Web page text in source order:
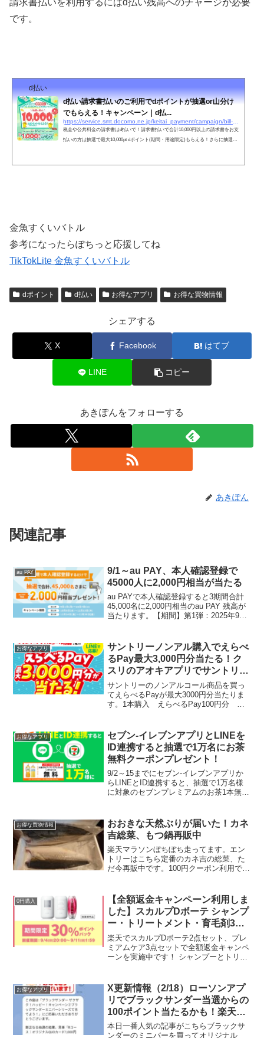
請求書払いを利用するにはd払い残高へのチャージが必要
です。
d払い
d払い請求書払いのご利用でdポイントが抽選or山分け
でもらえる！キャンペーン｜d払...
税金や公共料金の請求書はd払いで！請求書払いで合計10,000円以上の請求書をお支
払いの方は抽選で最大10,000pt dポイント(期間・用途限定)もらえる！さらに抽選で
金魚すくいバトル
参考になったらぽちっと応援してね
TikTokLite 金魚すくいバトル
dポイント d払い お得なアプリ お得な買物情報
シェアする
X Facebook はてブ
LINE コピー
あきぽんをフォローする
あきぽん
関連記事
au PAY
9/1～au PAY、本人確認登録で
45000人に2,000円相当が当たる
au PAYで本人確認登録すると3期間合計
45,000名に2,000円相当のau PAY 残高が
当たります。【期間】第1弾：2025年9月
日...
お得なアプリ
サントリーノンアル購入でえらべ
るPay最大3,000円分当たる！ク
スリのアオキアプリでサントリー
フェア500ポイント当たるかも
サントリーのノンアルコール商品を買っ
てえらべるPayが最大3000円分当たりま
す。1本購入 えらべるPay100円分
から抽選で500名にサントリー...
お得なアプリ
セブン‐イレブンアプリとLINEを
ID連携すると抽選で1万名にお茶
無料クーポンプレゼント！
9/2～15までにセブン‐イレブンアプリか
らLINEとID連携すると、抽選で1万名様
に対象のセブンプレミアムのお茶1本無料
（日）以前に一度もLINEとID連携をした
こと...
お得な買物情報
おおきな天然ぶりが届いた！カネ
吉総菜、もつ鍋再販中
楽天マラソンぼちぼち走ってます。エン
トリーはこちら定番のカネ吉の総菜、た
だ今再販中です。100円クーポン利用で
時や春休みのお弁当に使えるので冷蔵庫
にあると安心しま...
0円購入
【全額返金キャンペーン利用しま
した】スカルプDボーテ シャンプ
ー・トリートメント・育毛剤3点
セットが DEAL30％ポイントバッ
ク＆2倍
楽天でスカルプDボーテ2点セット、プレ
ミアムケア3点セットで全額返金キャンペ
ーンを実施中です！ シャンプーとトリー
パーセール期間中は、DEAL30％ポイント
バック＆3倍...
お得なアプリ
X更新情報（2/18）ローソンアプ
リでブラックサンダー当選からの
100ポイント当たるかも！楽天モ
バイルユーザー限定3日間連続ロ
ーソンお買い物券500円分が当た
本日一番人気の記事がこちらブラックサ
ンダーのミニバーを買ってオリジナル